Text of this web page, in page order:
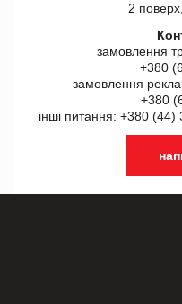
2
замовлення
+380
замовлення
+380
інші питання: +380